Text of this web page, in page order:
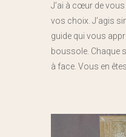
J’ai à cœur de
vos choix. J’agis
guide qui vous
boussole. Chaque
à face. Vous en